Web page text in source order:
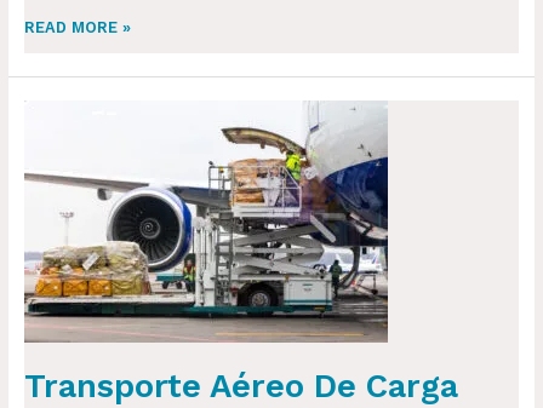
READ MORE »
Transporte Aéreo De Carga
DE
PERIGOSA:
ENTENDA
A
REGULAMENTAÇÃO
VIGENTE